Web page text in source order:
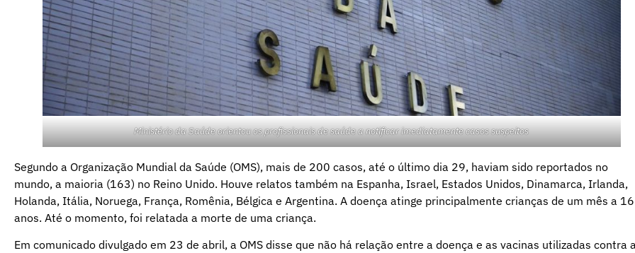
Ministério da Saúde orientou os profissionais de saúde a notificar imediatamente casos suspeitos
Segundo a Organização Mundial da Saúde (OMS), mais de 200 casos, até o último dia 29, haviam sido reportados no
mundo, a maioria (163) no Reino Unido. Houve relatos também na Espanha, Israel, Estados Unidos, Dinamarca, Irlanda,
Holanda, Itália, Noruega, França, Romênia, Bélgica e Argentina. A doença atinge principalmente crianças de um mês a 16
anos. Até o momento, foi relatada a morte de uma criança.
Em comunicado divulgado em 23 de abril, a OMS disse que não há relação entre a doença e as vacinas utilizadas contra